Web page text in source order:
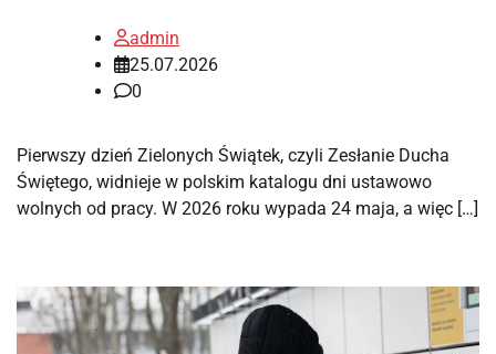
admin
25.07.2026
0
Pierwszy dzień Zielonych Świątek, czyli Zesłanie Ducha
Świętego, widnieje w polskim katalogu dni ustawowo
wolnych od pracy. W 2026 roku wypada 24 maja, a więc […]